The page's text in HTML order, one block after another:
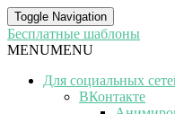
Toggle Navigation
Бесплатные шаблоны
MENUMENU
Для социальных
ВКонтакте